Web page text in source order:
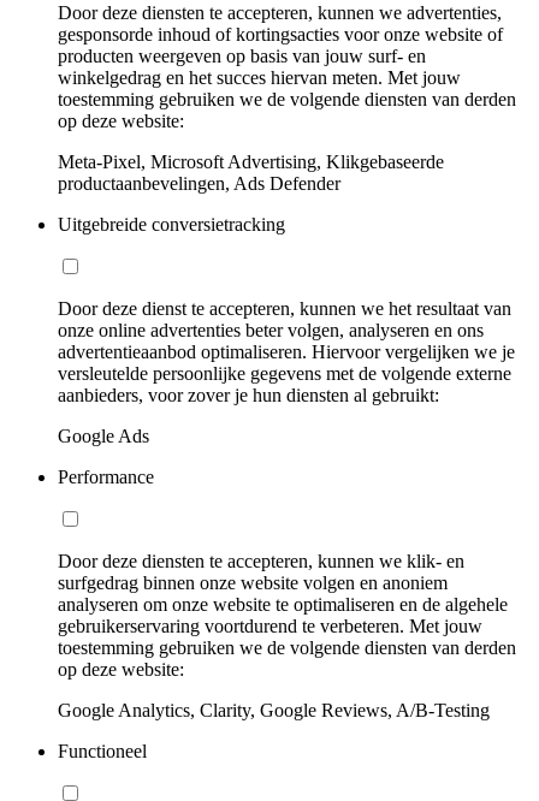
Door deze diensten te accepteren, kunnen we advertenties,
gesponsorde inhoud of kortingsacties voor onze website of
producten weergeven op basis van jouw surf- en
winkelgedrag en het succes hiervan meten. Met jouw
toestemming gebruiken we de volgende diensten van derden
op deze website:
Meta-Pixel, Microsoft Advertising, Klikgebaseerde
productaanbevelingen, Ads Defender
Uitgebreide conversietracking
Door deze dienst te accepteren, kunnen we het resultaat van
onze online advertenties beter volgen, analyseren en ons
advertentieaanbod optimaliseren. Hiervoor vergelijken we je
versleutelde persoonlijke gegevens met de volgende externe
aanbieders, voor zover je hun diensten al gebruikt:
Google Ads
Performance
Door deze diensten te accepteren, kunnen we klik- en
surfgedrag binnen onze website volgen en anoniem
analyseren om onze website te optimaliseren en de algehele
gebruikerservaring voortdurend te verbeteren. Met jouw
toestemming gebruiken we de volgende diensten van derden
op deze website:
Google Analytics, Clarity, Google Reviews, A/B-Testing
Functioneel